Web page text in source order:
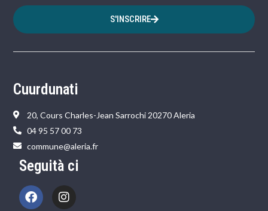
S'INSCRIRE
Cuurdunati
20, Cours Charles-Jean Sarrochi 20270 Aleria
04 95 57 00 73
commune@aleria.fr
Seguità ci